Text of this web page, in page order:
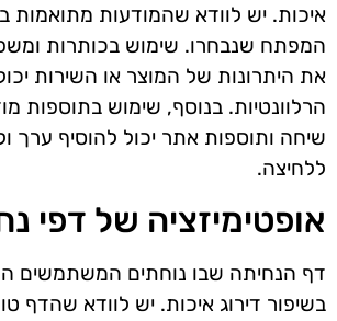
איכות. יש לוודא שהמודעות מתואמות
המפתח שנבחרו. שימוש בכותרות
את היתרונות של המוצר או השירות
הרלוונטיות. בנוסף, שימוש בתוספות
שיחה ותוספות אתר יכול להוסיף ערך
ללחיצה.
אופטימיזציה של דפי
דף הנחיתה שבו נוחתים המשתמשים
בשיפור דירוג איכות. יש לוודא שהדף